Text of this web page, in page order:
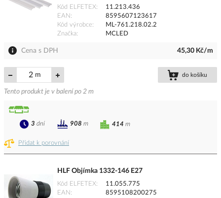
Kód ELFETEX
11.213.436
EAN
8595607123617
Kód výrobce
ML-761.218.02.2
Značka
MCLED
Cena s DPH 45,30 Kč/m
m do košíku
Tento produkt je v balení po 2 m
Přidat k porovnání
414 m
3 dní 908 m
HLF Objímka 1332-146 E27
Kód ELFETEX
11.055.775
EAN
8595108200275